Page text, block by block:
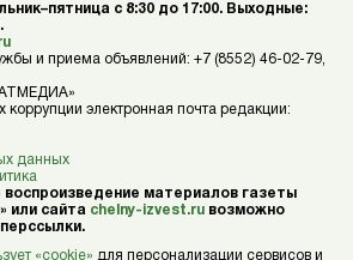
с 8:30 до 17:00. Выходные:
и приема объявлений: +7 (8552) 46-02-79,
электронная почта редакции:
данных
воспроизведение материалов газеты
или сайта chelny-izvest.ru возможно
«cookie» для персонализации сервисов и